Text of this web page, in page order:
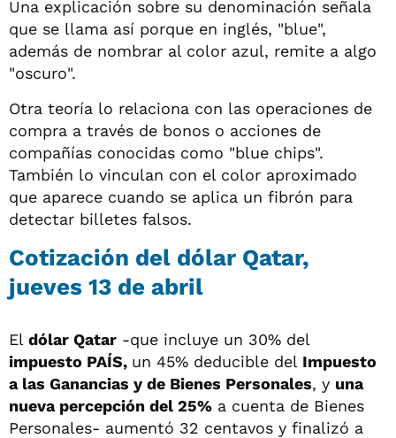
Una explicación sobre su denominación señala
que se llama así porque en inglés, "blue",
además de nombrar al color azul, remite a algo
"oscuro".
Otra teoría lo relaciona con las operaciones de
compra a través de bonos o acciones de
compañías conocidas como "blue chips".
También lo vinculan con el color aproximado
que aparece cuando se aplica un fibrón para
detectar billetes falsos.
Cotización del dólar Qatar,
jueves 13 de abril
El dólar Qatar -que incluye un 30% del
impuesto PAÍS, un 45% deducible del Impuesto
a las Ganancias y de Bienes Personales, y una
nueva percepción del 25% a cuenta de Bienes
Personales- aumentó 32 centavos y finalizó a